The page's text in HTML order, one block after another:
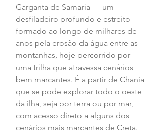
Garganta de Samaria — um
desfiladeiro profundo e estreito
formado ao longo de milhares de
anos pela erosão da água entre as
montanhas, hoje percorrido por
uma trilha que atravessa cenários
bem marcantes. É a partir de Chania
que se pode explorar todo o oeste
da ilha, seja por terra ou por mar,
com acesso direto a alguns dos
cenários mais marcantes de Creta.